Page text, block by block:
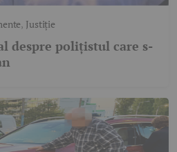
, Justiție
despre polițistul care s-